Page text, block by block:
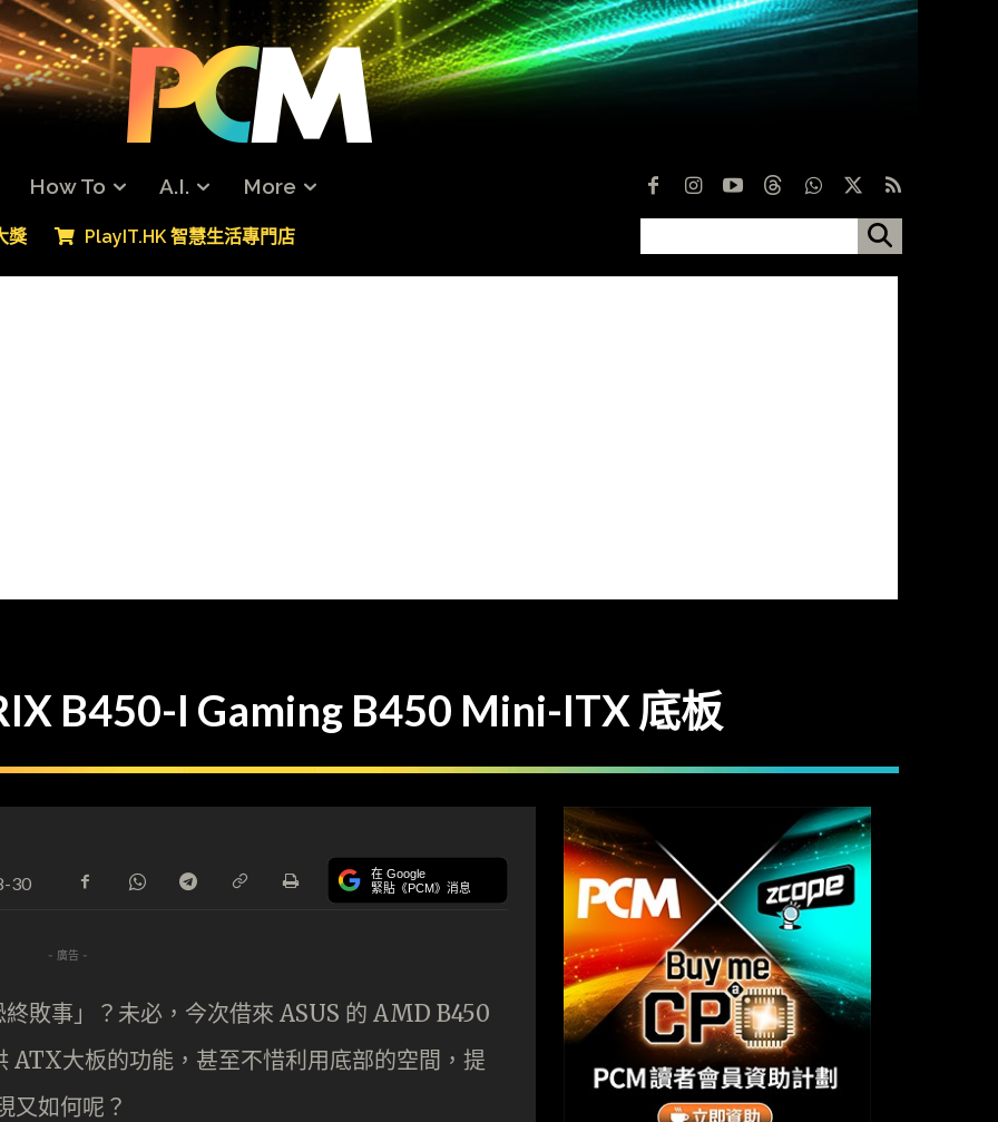
How To A.I. More
獎 PlayIT.HK 智慧生活專門店
B450-I Gaming B450 Mini-ITX 底板
30 在 Google
緊貼《PCM》消息
- 廣告 -
敗事」？未必，今次借來 ASUS 的 AMD B450
大板的功能，甚至不惜利用底部的空間，提
又如何呢？